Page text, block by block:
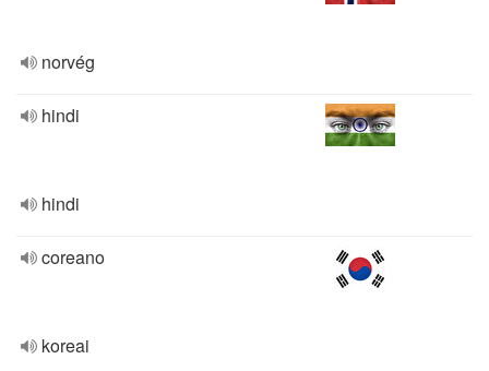
norvég
hindi
hindi
coreano
koreai